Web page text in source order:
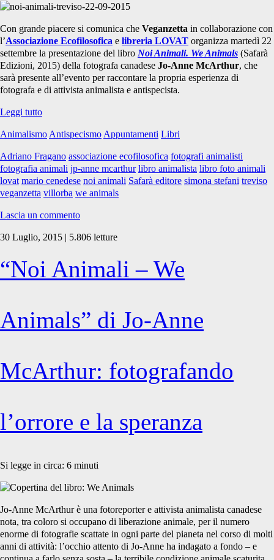
Con grande piacere si comunica che Veganzetta in collaborazione con
l’Associazione Ecofilosofica e libreria LOVAT organizza martedì 22
settembre la presentazione del libro Noi Animali. We Animals (Safarà
Edizioni, 2015) della fotografa canadese Jo-Anne McArthur, che
sarà presente all’evento per raccontare la propria esperienza di
fotografa e di attivista animalista e antispecista.
Leggi tuttoWe
Jo-
McArthur
a
Treviso
Animalismo Antispecismo Appuntamenti Libri
Adriano Fragano associazione ecofilosofica fotografi animalisti
fotografia animali jp-anne mcarthur libro animalista libro foto animali
lovat mario cenedese noi animali Safarà editore simona stefani treviso
veganzetta villorba we animals
Lascia un commento
30 Luglio, 2015 | 5.806 letture
“Noi Animali – We
Animals” di Jo-Anne
McArthur: fotografando
l’orrore e la speranza
Si legge in circa: 6 minuti
Jo-Anne McArthur è una fotoreporter e attivista animalista canadese
nota, tra coloro si occupano di liberazione animale, per il numero
enorme di fotografie scattate in ogni parte del pianeta nel corso di molti
anni di attività: l’occhio attento di Jo-Anne ha indagato a fondo – e